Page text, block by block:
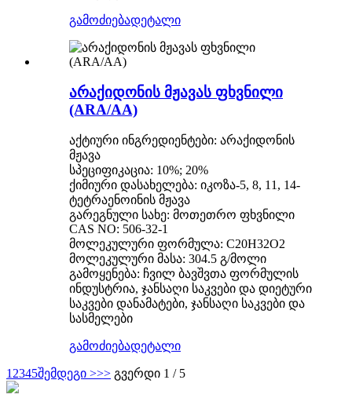
გამოძიებადეტალი
არაქიდონის მჟავას ფხვნილი
(ARA/AA)
აქტიური ინგრედიენტები: არაქიდონის
მჟავა
სპეციფიკაცია: 10%; 20%
ქიმიური დასახელება: იკოზა-5, 8, 11, 14-
ტეტრაენოინის მჟავა
გარეგნული სახე: მოთეთრო ფხვნილი
CAS NO: 506-32-1
მოლეკულური ფორმულა: C20H32O2
მოლეკულური მასა: 304.5 გ/მოლი
გამოყენება: ჩვილ ბავშვთა ფორმულის
ინდუსტრია, ჯანსაღი საკვები და დიეტური
საკვები დანამატები, ჯანსაღი საკვები და
სასმელები
გამოძიებადეტალი
1 2345შემდეგი >>> გვერდი 1 / 5